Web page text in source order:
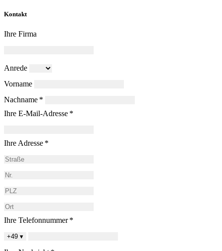
Kontakt
Ihre Firma
Anrede
Vorname
Nachname *
Ihre E-Mail-Adresse *
Ihre Adresse *
Ihre Telefonnummer *
+49 ▾